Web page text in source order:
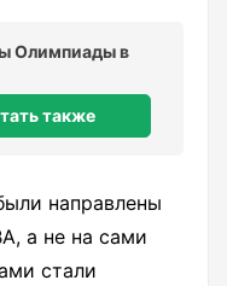
Олимпиады в
также
направлены
а не на сами
стали